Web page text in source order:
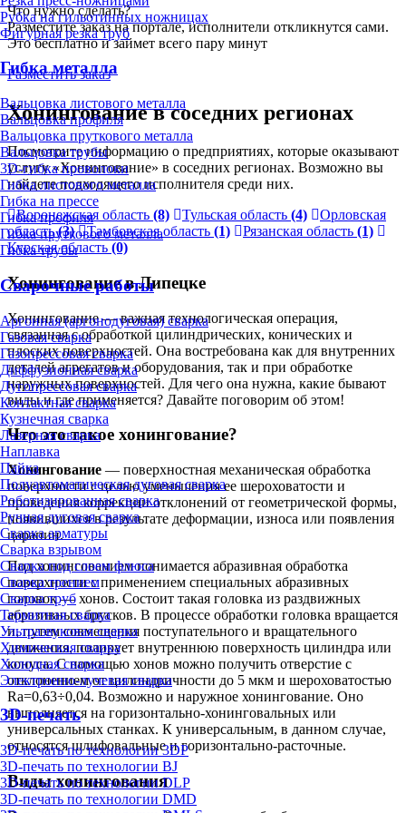
Рубка на гильотинных ножницах
Фигурная резка труб
Гибка металла
Вальцовка листового металла
Вальцовка профиля
Вальцовка пруткового металла
Вальцовка трубы
3D-гибка проволоки
Гибка листового металла
Гибка на прессе
Гибка профиля
Гибка пруткового металла
Гибка трубы
Сварочные работы
Аргонная (аргонодуговая) сварка
Газовая сварка
Газопрессовая сварка
Диффузионная сварка
Дугопрессовая сварка
Контактная сварка
Кузнечная сварка
Лазерная сварка
Наплавка
Пайка
Полуавтоматическая дуговая сварка
Роботизированная сварка
Ручная дуговая сварка
Сварка арматуры
Сварка взрывом
Сварка под слоем флюса
Сварка трением
Сварка труб
Термитная сварка
Ультразвуковая сварка
Химическая сварка
Холодная сварка
Электронно-лучевая сварка
3D-печать
3D-печать по технологии 3DP
3D-печать по технологии BJ
3D-печать по технологии DLP
3D-печать по технологии DMD
Что нужно сделать?
Разместите заказ на портале, исполнители откликнутся сами.
Это бесплатно и займет всего пару минут
Разместить заказ
Хонингование в соседних регионах
Посмотрите информацию о предприятиях, которые оказывают
услугу «Хонингование» в соседних регионах. Возможно вы
найдете подходящего исполнителя среди них.
Воронежская область (8) Тульская область (4)
Орловская
область(3) Тамбовская область (1) Рязанская область (1)
Курская область (0)
Хонингование в Липецке
Хонингование — важная технологическая операция,
связанная с обработкой цилиндрических, конических и
плоских поверхностей. Она востребована как для внутренних
деталей агрегатов и оборудования, так и при обработке
наружных поверхностей. Для чего она нужна, какие бывают
виды и где применяется? Давайте поговорим об этом!
Что это такое хонингование?
Хонингование — поверхностная механическая обработка
поверхности с целью уменьшения ее шероховатости и
проведения коррекции отклонений от геометрической формы,
появившихся в результате деформации, износа или появления
царапин.
Под хонингованием понимается абразивная обработка
поверхности с применением специальных абразивных
головок — хонов. Состоит такая головка из раздвижных
абразивных брусков. В процессе обработки головка вращается
и, путем совмещения поступательного и вращательного
движения, полирует внутреннюю поверхность цилиндра или
конуса. С помощью хонов можно получить отверстие с
отклонением от цилиндричности до 5 мкм и шероховатостью
Ra=0,63÷0,04. Возможно и наружное хонингование. Оно
выполняется на горизонтально-хонинговальных или
универсальных станках. К универсальным, в данном случае,
относятся шлифовальные и горизонтально-расточные.
Виды хонингования